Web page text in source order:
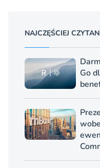
NAJCZĘŚCIEJ
Go